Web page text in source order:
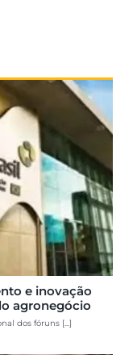
e inovação
agronegócio
dos fóruns [...]